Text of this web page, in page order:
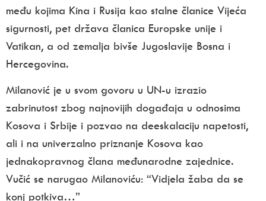
među kojima Kina i Rusija kao stalne članice Vijeća
sigurnosti, pet država članica Europske unije i
Vatikan, a od zemalja bivše Jugoslavije Bosna i
Hercegovina.
Milanović je u svom govoru u UN-u izrazio
zabrinutost zbog najnovijih događaja u odnosima
Kosova i Srbije i pozvao na deeskalaciju napetosti,
ali i na univerzalno priznanje Kosova kao
jednakopravnog člana međunarodne zajednice.
Vučić se narugao Milanoviću: “Vidjela žaba da se
konj potkiva…”